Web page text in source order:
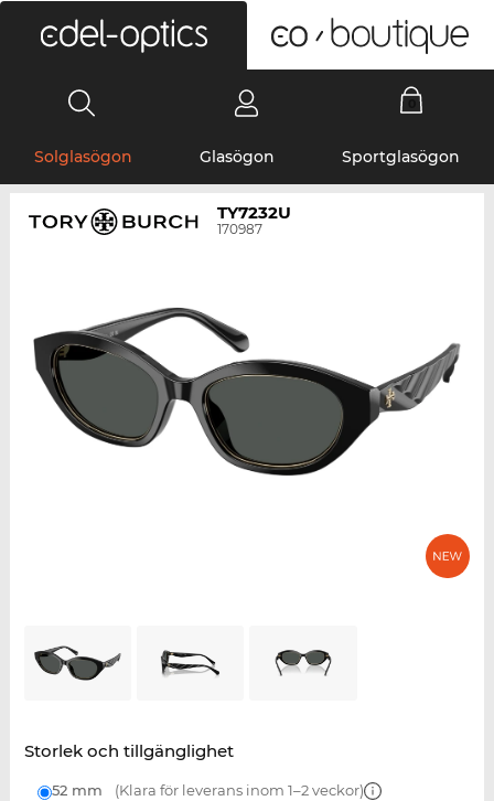
Solglasögon Glasögon Sportglasögon
TY7232U
170987
Storlek och tillgänglighet
52 mm (Klara för leverans inom 1–2 veckor)